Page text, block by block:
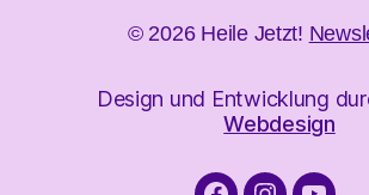
© 2026 Heile Jetzt!
Design und Entwicklung
Webdesign